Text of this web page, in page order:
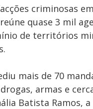
criminosas
quase 3 mil
de territórios
mais de 70
armas e
Batista Ramos,